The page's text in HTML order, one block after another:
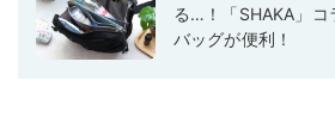
る…！「SHAKA」コ
バッグが便利！